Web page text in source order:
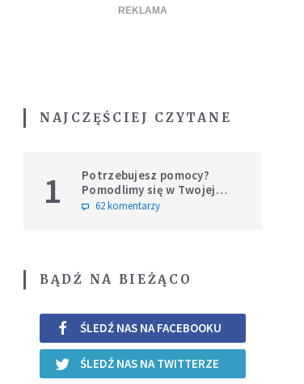
NAJCZĘŚCIEJ CZYTANE
1
Potrzebujesz pomocy?
Pomodlimy się w Twojej
intencji
62 komentarzy
BĄDŹ NA BIEŻĄCO
ŚLEDŹ NAS NA FACEBOOKU
ŚLEDŹ NAS NA TWITTERZE